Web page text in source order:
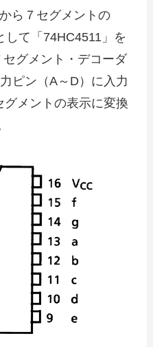
ら７セグメントの
して「74HC4511」を
グメント・デコーダ
ピン（A～D）に入力
メントの表示に変換